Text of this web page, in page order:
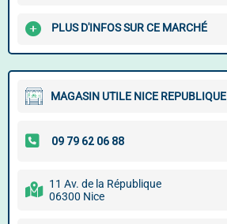
PLUS D'INFOS SUR CE MARCHÉ
MAGASIN UTILE NICE REPUBLIQUE
11 Av. de la République
06300 Nice